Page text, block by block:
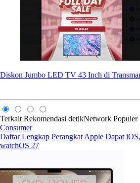
Diskon Jumbo LED TV 43 Inch di
Terkait Rekomendasi detikNetwork Populer
Consumer
Daftar Lengkap Perangkat Apple Dapat
watchOS 27